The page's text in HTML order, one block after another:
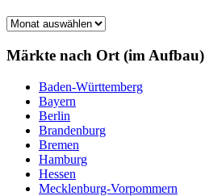
Märkte
Monat
Märkte nach Ort (im Aufbau)
Baden-Württemberg
Bayern
Berlin
Brandenburg
Bremen
Hamburg
Hessen
Mecklenburg-Vorpommern